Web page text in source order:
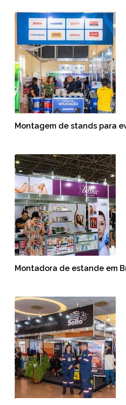
Montagem de stands para
Montadora de estande em